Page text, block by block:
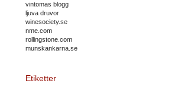
vintomas blogg
ljuva druvor
winesociety.se
nme.com
rollingstone.com
munskankarna.se
Etiketter